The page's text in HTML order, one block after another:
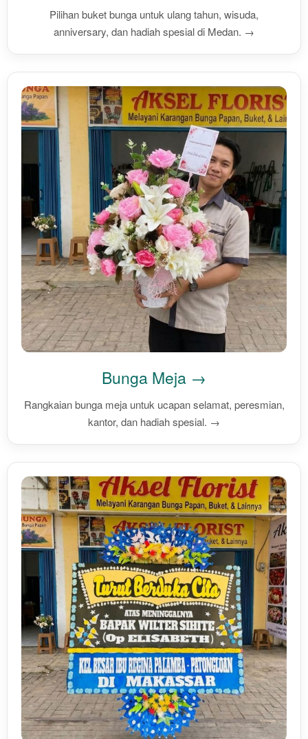
Pilihan buket bunga untuk ulang tahun, wisuda,
anniversary, dan hadiah spesial di Medan. →
Bunga Meja →
Rangkaian bunga meja untuk ucapan selamat, peresmian,
kantor, dan hadiah spesial. →